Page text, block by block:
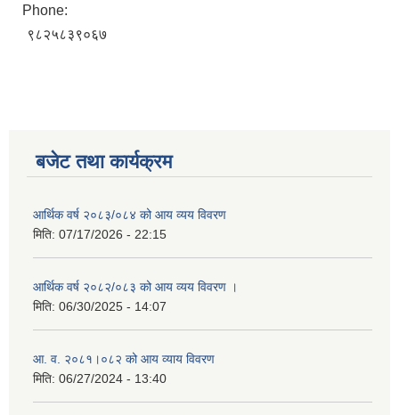
Phone:
९८२५८३९०६७
बजेट तथा कार्यक्रम
आर्थिक वर्ष २०८३/०८४ को आय व्यय विवरण
मिति: 07/17/2026 - 22:15
आर्थिक वर्ष २०८२/०८३ को आय व्यय विवरण ।
मिति: 06/30/2025 - 14:07
आ. व. २०८१।०८२ को आय व्याय विवरण
मिति: 06/27/2024 - 13:40